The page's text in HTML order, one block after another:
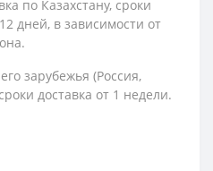
по Казахстану, сроки
дней, в зависимости от
зарубежья (Россия,
доставка от 1 недели.